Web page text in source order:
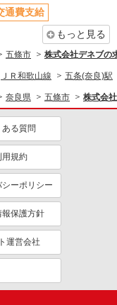
通費支給
もっと見る
五條市 株式会社デネブの
ＪＲ和歌山線 五条(奈良)駅
奈良県 五條市 株式会
ある質問
用規約
シーポリシー
報保護方針
運営会社